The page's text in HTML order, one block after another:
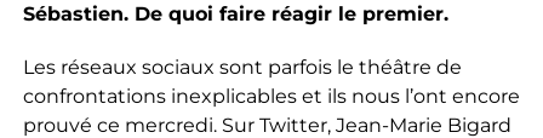
Sébastien. De quoi faire réagir le premier.
Les réseaux sociaux sont parfois le théâtre de
confrontations inexplicables et ils nous l’ont encore
prouvé ce mercredi. Sur Twitter, Jean-Marie Bigard